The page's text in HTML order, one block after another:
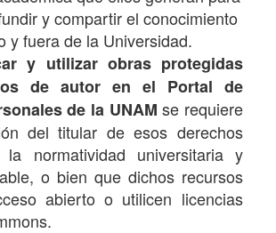
y compartir el conocimiento
y fuera de la Universidad.
y utilizar obras protegidas
de autor en el Portal de
de la UNAM se requiere
del titular de esos derechos
normatividad universitaria y
o bien que dichos recursos
abierto o utilicen licencias